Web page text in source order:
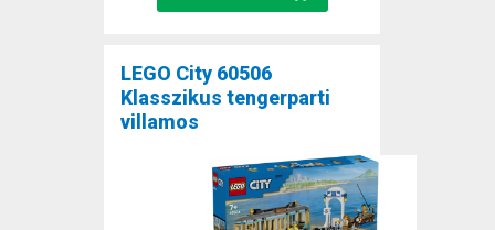
LEGO City 60506
Klasszikus tengerparti
villamos